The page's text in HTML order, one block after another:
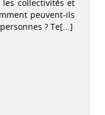
collectivités et
peuvent-ils
? Te[...]